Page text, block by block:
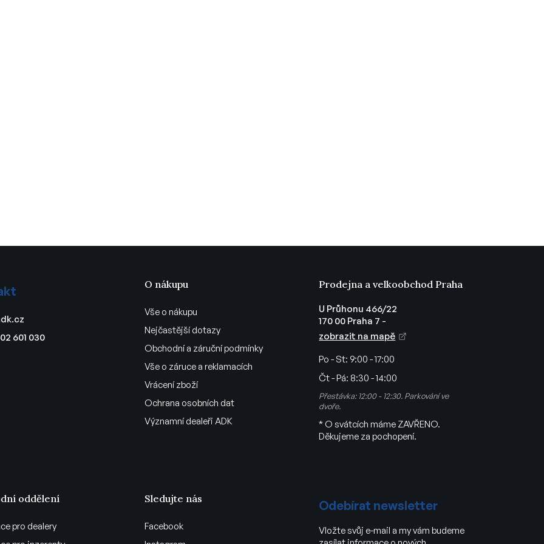
601 030
O nákupu
Vše o nákupu
Nejčastější dotazy
Obchodní a záruční podmínky
Vše o záruce a reklamacích
Vrácení zboží
Ochrana osobních dat
Významní dealeři ADK
Prodejna a velkoobchod Praha
U Průhonu 466/22
170 00 Praha 7 -
zobrazit na mapě
Po - St: 9:00 - 17:00
Čt - Pá: 8:30 - 14:00
Přestávka: 12:00 - 12:30. Parkování ve
dvoře.
* O svátcích máme ZAVŘENO.
Děkujeme za pochopení.
oddělení
pro dealery
Sledujte nás
Facebook
Odebírat newsletter
Vložte svůj e-mail a my vám budeme